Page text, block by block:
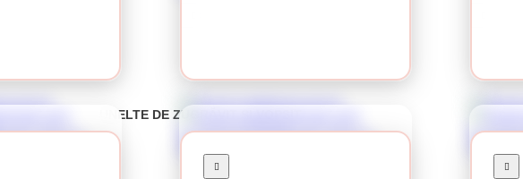
UNELTE DE ZUGRĂVIT ȘI VOPSIT